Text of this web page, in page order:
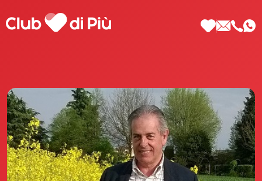
Scopri Club di Più
Le testimonianze Club di Più
La fondatrice Valeria Pilla